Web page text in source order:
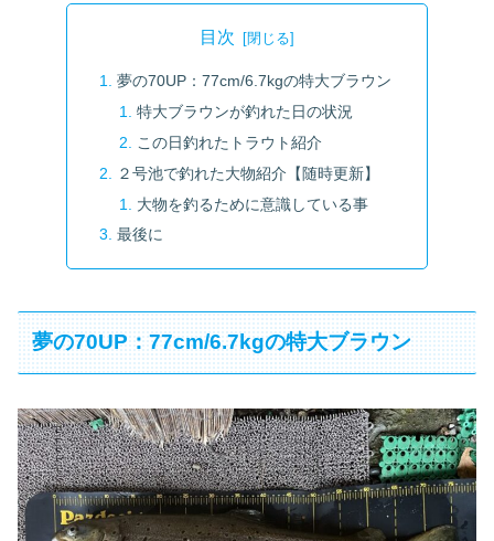
目次
夢の70UP：77cm/6.7kgの特大ブラウン
特大ブラウンが釣れた日の状況
この日釣れたトラウト紹介
２号池で釣れた大物紹介【随時更新】
大物を釣るために意識している事
最後に
夢の70UP：77cm/6.7kgの特大ブラウン